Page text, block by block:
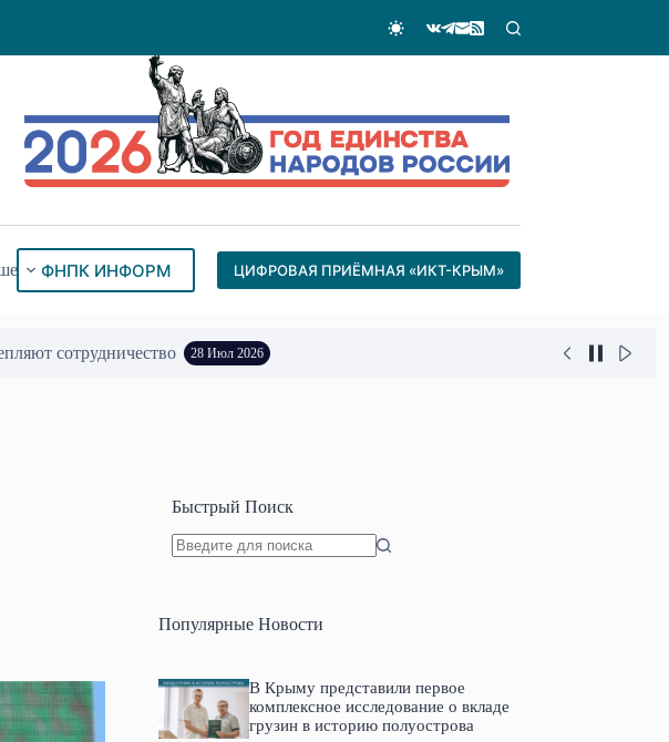
ФНПК ИНФОРМ ЦИФРОВАЯ ПРИЁМНАЯ «ИКТ-КРЫМ»
2026
Быстрый Поиск
Популярные Новости
В Крыму представили первое
комплексное исследование о вкладе
грузин в историю полуострова